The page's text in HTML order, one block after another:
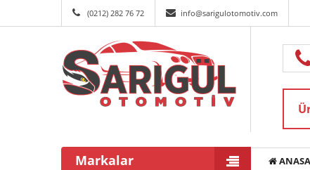
(0212) 282 76 72 info@sarigulotomotiv.com
Markalar